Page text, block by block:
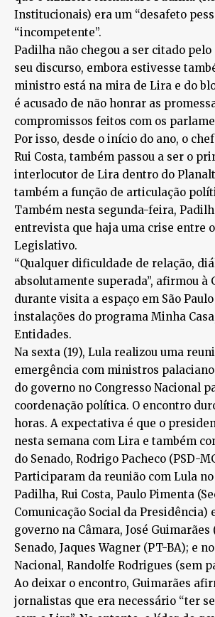
Institucionais) era um “desafeto
“incompetente”.
Padilha não chegou a ser citado
seu discurso, embora estivesse
ministro está na mira de Lira e do
é acusado de não honrar as
compromissos feitos com os
Por isso, desde o início do ano, o
Rui Costa, também passou a ser o
interlocutor de Lira dentro do
também a função de articulação
Também nesta segunda-feira,
entrevista que haja uma crise entre
Legislativo.
“Qualquer dificuldade de relação,
absolutamente superada”, afirmou à
durante visita a espaço em São
instalações do programa Minha
Entidades.
Na sexta (19), Lula realizou uma
emergência com ministros
do governo no Congresso Nacional
coordenação política. O encontro
horas. A expectativa é que o
nesta semana com Lira e também
do Senado, Rodrigo Pacheco (PSD-
Participaram da reunião com Lula
Padilha, Rui Costa, Paulo Pimenta
Comunicação Social da Presidência)
governo na Câmara, José Guimarães
Senado, Jaques Wagner (PT-BA); e
Nacional, Randolfe Rodrigues (sem
Ao deixar o encontro, Guimarães
jornalistas que era necessário “ter